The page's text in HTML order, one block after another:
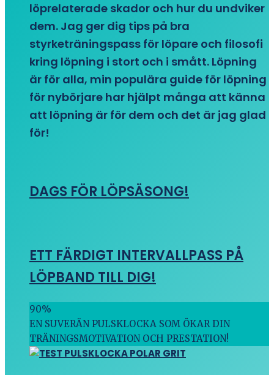
löprelaterade skador och hur du undviker
dem. Jag ger dig tips på bra
styrketräningspass för löpare och filosofi
kring löpning i stort och i smått. Löpning
är för alla, min populära guide för löpning
för nybörjare har hjälpt många att känna
att löpning är för dem och det är jag glad
för!
DAGS FÖR LÖPSÄSONG!
ETT FÄRDIGT INTERVALLPASS PÅ
LÖPBAND TILL DIG!
90%
EN SUVERÄN PULSKLOCKA SOM ÖKAR DIN
TRÄNINGSMOTIVATION OCH PRESTATION!